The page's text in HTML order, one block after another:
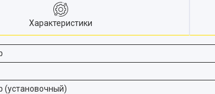
Характеристики
(установочный)